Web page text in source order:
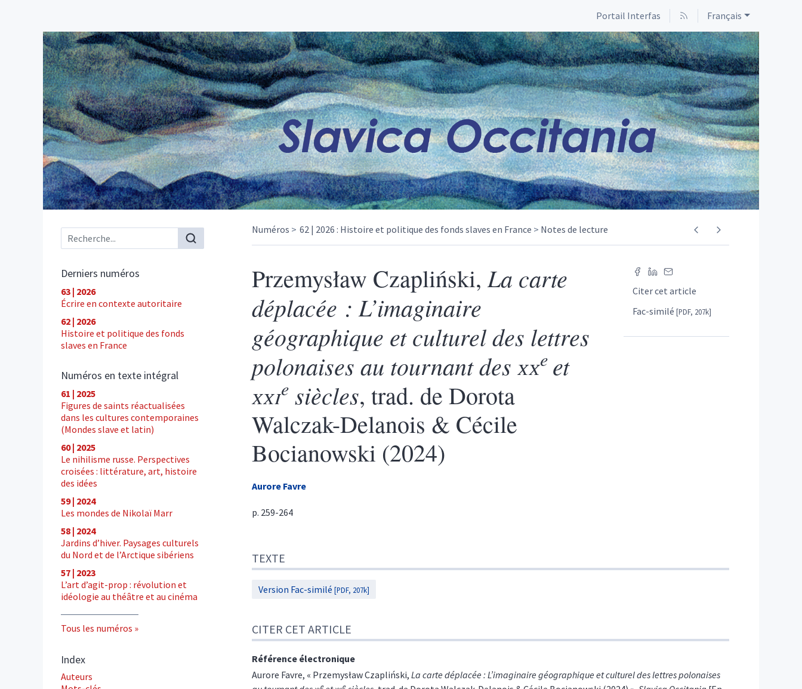
Portail Interfas Français
Menu principal
Derniers numéros
63 | 2026
Écrire en contexte autoritaire
62 | 2026
Histoire et politique des fonds
slaves en France
Numéros en texte intégral
61 | 2025
Figures de saints réactualisées
dans les cultures contemporaines
(Mondes slave et latin)
60 | 2025
Le nihilisme russe. Perspectives
croisées : littérature, art, histoire
des idées
59 | 2024
Les mondes de Nikolaï Marr
58 | 2024
Jardins d’hiver. Paysages culturels
du Nord et de l’Arctique sibériens
57 | 2023
L’art d’agit-prop : révolution et
idéologie au théâtre et au cinéma
Tous les numéros
Index
Auteurs
Numéros 62 | 2026 : Histoire et politique des fonds slaves en France Notes de lecture
Citer cet article
Fac-similé [PDF, 207k]
Przemysław Czapliński, La carte
déplacée : L’imaginaire
géographique et culturel des lettres
polonaises au tournant des xxe et
xxie siècles, trad. de Dorota
Walczak-Delanois & Cécile
Bocianowski (2024)
Aurore Favre
p. 259-264
Citer cet article
Auteur
TEXTE
Version Fac-similé [PDF, 207k]
CITER CET ARTICLE
Référence électronique
Aurore Favre, « Przemysław Czapliński, La carte déplacée : L’imaginaire géographique et culturel des lettres polonaises
e e